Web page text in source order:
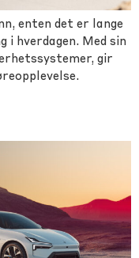
enten det er lange
i hverdagen. Med sin
gir